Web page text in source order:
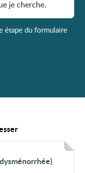
je cherche.
étape du formulaire